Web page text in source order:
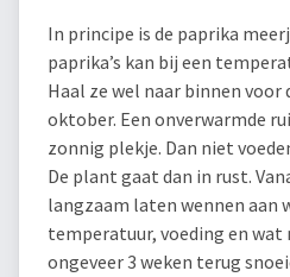
In principe is de paprika
paprika’s kan bij een
Haal ze wel naar binnen voor
oktober. Een onverwarmde
zonnig plekje. Dan niet
De plant gaat dan in rust.
langzaam laten wennen aan
temperatuur, voeding en wat
ongeveer 3 weken terug